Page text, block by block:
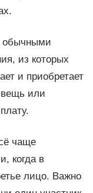
обычными
из которых
и приобретает
вещь или
чаще
когда в
лицо. Важно